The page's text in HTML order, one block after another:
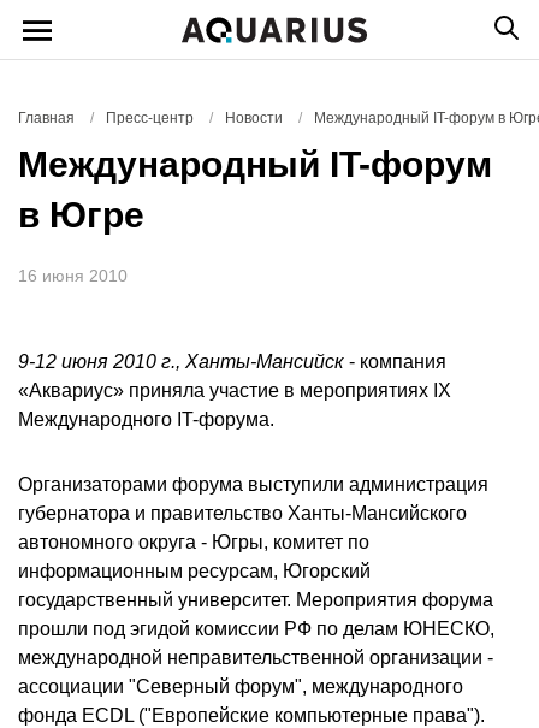
Главная / Пресс-центр / Новости / Международный IT-форум в
Международный IT-форум
в Югре
16 июня 2010
9-12 июня 2010 г., Ханты-Мансийск - компания
«Аквариус» приняла участие в мероприятиях IX
Международного IT-форума.
Организаторами форума выступили администрация
губернатора и правительство Ханты-Мансийского
автономного округа - Югры, комитет по
информационным ресурсам, Югорский
государственный университет. Мероприятия форума
прошли под эгидой комиссии РФ по делам ЮНЕСКО,
международной неправительственной организации -
ассоциации "Северный форум", международного
фонда ECDL ("Европейские компьютерные права").